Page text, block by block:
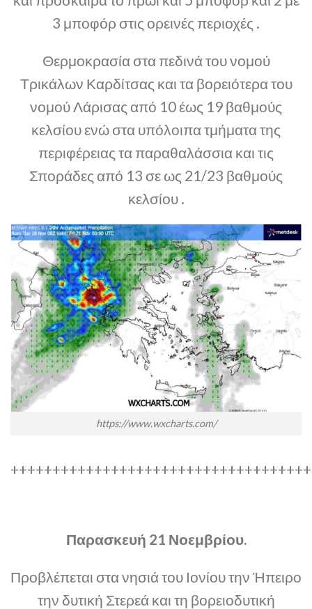
3 μποφόρ στις ορεινές περιοχές .
Θερμοκρασία στα πεδινά του νομού
Τρικάλων Καρδίτσας και τα βορειότερα του
νομού Λάρισας από 10 έως 19 βαθμούς
κελσίου ενώ στα υπόλοιπα τμήματα της
περιφέρειας τα παραθαλάσσια και τις
Σποράδες από 13 σε ως 21/23 βαθμούς
κελσίου .
https://www.wxcharts.com/
Παρασκευή 21 Νοεμβρίου.
Προβλέπεται στα νησιά του Ιονίου την Ήπειρο
την δυτική Στερεά και τη βορειοδυτική